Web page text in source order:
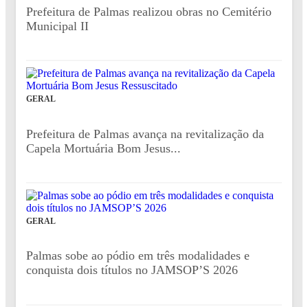
Prefeitura de Palmas realizou obras no Cemitério
Municipal II
GERAL
Prefeitura de Palmas avança na revitalização da
Capela Mortuária Bom Jesus...
GERAL
Palmas sobe ao pódio em três modalidades e
conquista dois títulos no JAMSOP’S 2026